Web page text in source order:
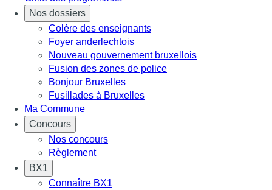
Nos dossiers
Colère des enseignants
Foyer anderlechtois
Nouveau gouvernement bruxellois
Fusion des zones de police
Bonjour Bruxelles
Fusillades à Bruxelles
Ma Commune
Concours
Nos concours
Règlement
BX1
Connaître BX1